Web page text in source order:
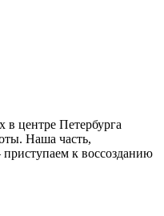
в центре Петербурга
Наша часть,
к воссозданию